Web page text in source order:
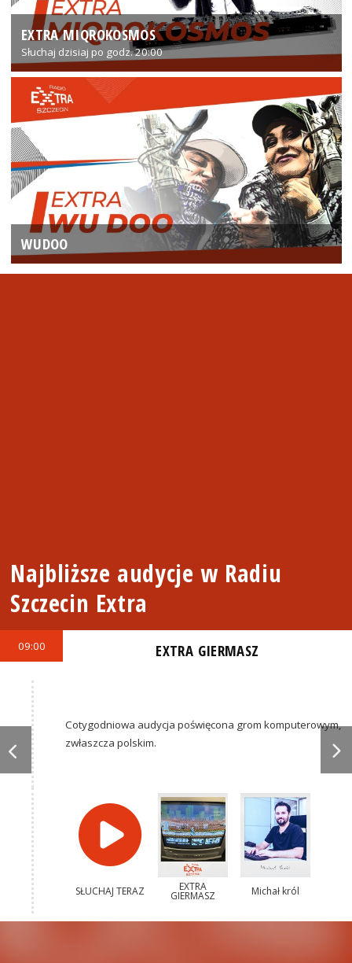
EXTRA MIQROKOSMOS
Słuchaj dzisiaj po godz. 20:00
WUDOO
Najbliższe audycje w Radiu
Szczecin Extra
09:00 EXTRA GIERMASZ
Cotygodniowa audycja poświęcona grom komputerowym,
zwłaszcza polskim.
SŁUCHAJ TERAZ EXTRA
GIERMASZ Michał król